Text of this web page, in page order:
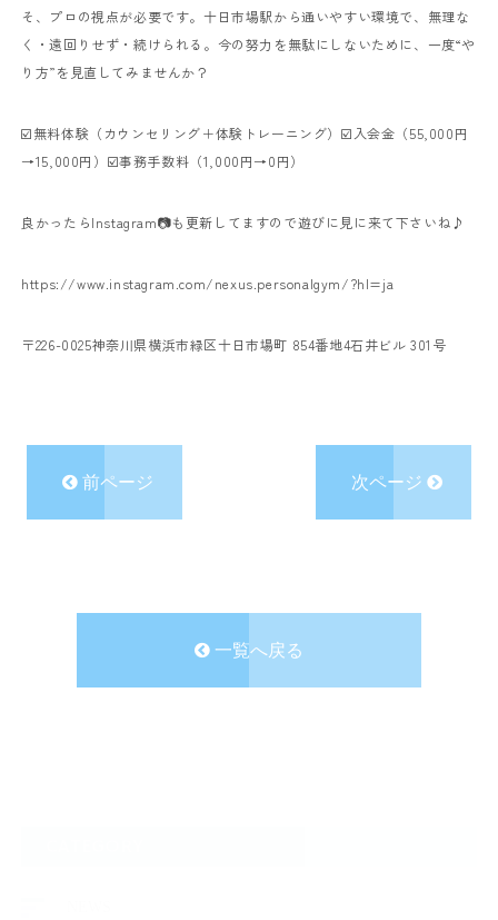
そ、プロの視点が必要です。 十日市場駅から通いやすい環境で、 無理な
く・遠回りせず・続けられる。 今の努力を無駄にしないために、 一度“や
り方”を見直してみませんか？
☑️無料体験（カウンセリング＋体験トレーニング） ☑️入会金（55,000円
→15,000円） ☑️事務手数料（1,000円→0円）
良かったらInstagram📷も更新してますので遊びに見に来て下さいね♪
https://www.instagram.com/nexus.personalgym/?hl=ja
〒226-0025神奈川県横浜市緑区十日市場町 854番地4石井ビル 301号
前ページ 次ページ
一覧へ戻る